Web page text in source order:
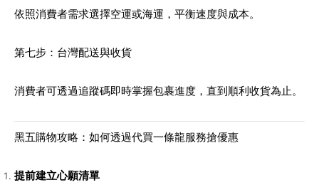
依照消費者需求選擇空運或海運，平衡速度與成本。
第七步：台灣配送與收貨
消費者可透過追蹤碼即時掌握包裹進度，直到順利收貨為止。
黑五購物攻略：如何透過代買一條龍服務搶優惠
提前建立心願清單